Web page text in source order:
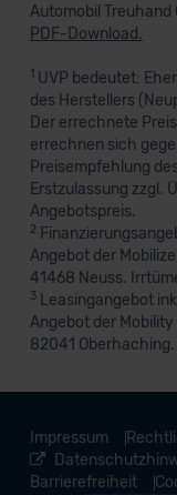
Automobil
PDF-Download.
1UVP bedeutet:
des Herstellers
Der errechnete
errechnen sich
Preisempfehlung
Erstzulassung zzgl.
Angebotspreis.
2
Angebot der
41468 Neuss.
3Leasingangebot
Angebot der Mobility
82041
Impressum
Barrierefreiheit